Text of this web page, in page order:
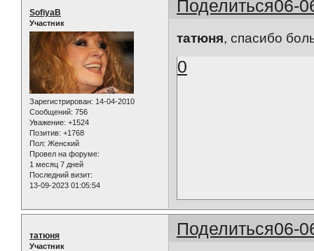
Поделиться06-
SofiyaB
Участник
Зарегистрирован: 14-04-2010
Сообщений: 756
Уважение: +1524
Позитив: +1768
Пол: Женский
Провел на форуме:
1 месяц 7 дней
Последний визит:
13-09-2023 01:05:54
татюня, спасибо
0
Поделиться06-
татюня
Участник